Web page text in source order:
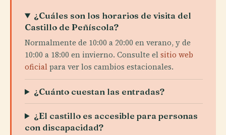
¿Cuáles son los horarios de visita del
Castillo de Peñíscola?
Normalmente de 10:00 a 20:00 en verano, y de
10:00 a 18:00 en invierno. Consulte elsitio web
oficialpara ver los cambios estacionales.
¿Cuánto cuestan las entradas?
¿El castillo es accesible para personas
con discapacidad?